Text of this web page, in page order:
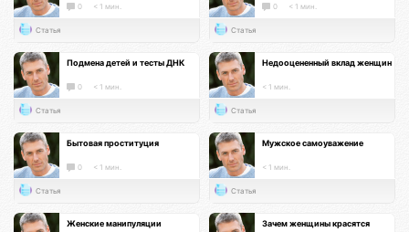
0 < 1 мин.
Статья
0 < 1 мин.
Статья
Подмена детей и тесты ДНК
0 < 1 мин.
Статья
Недооцененный вклад женщин
< 1 мин.
Статья
Бытовая проституция
0 < 1 мин.
Статья
Мужское самоуважение
< 1 мин.
Статья
Женские манипуляции Зачем женщины красятся